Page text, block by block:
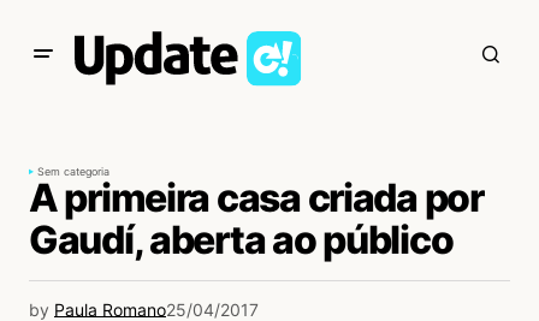
Sem categoria
A primeira casa criada por
Gaudí, aberta ao público
by Paula Romano25/04/2017